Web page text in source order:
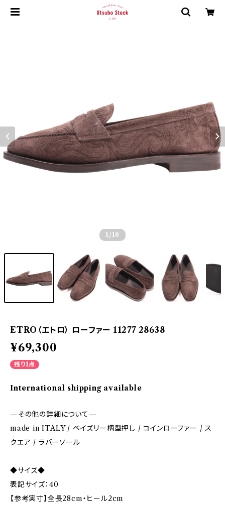
1 /10
ETRO（エトロ） ローファー 11277 28638
¥69,300
残り1点
International shipping available
—その他の詳細について—
made in ITALY / ペイズリー柄型押し / コインローファー / ス
クエア / ラバーソール
◆サイズ◆
表記サイズ：40
【参考実寸】全長28cm・ヒール2cm